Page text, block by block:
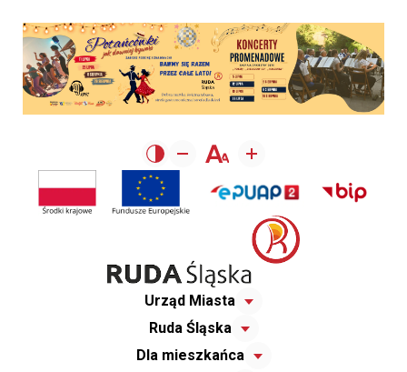
Urząd Miasta
Ruda Śląska
Dla mieszkańca